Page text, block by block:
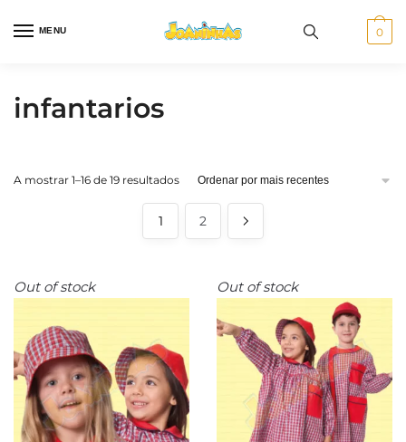
MENU 0
infantarios
A mostrar 1–16 de 19 resultadosOrdenado
mais
1 2
Out of stock Out of stock